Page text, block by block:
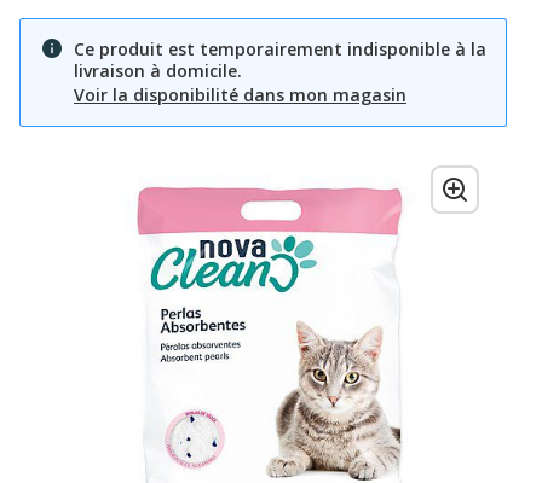
Ce produit est temporairement indisponible à la
livraison à domicile.
Voir la disponibilité dans mon magasin